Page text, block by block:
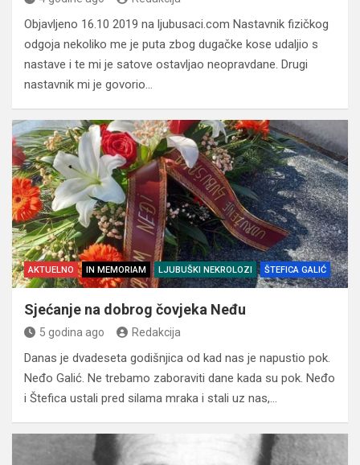
Objavljeno 16.10 2019 na ljubusaci.com Nastavnik fizičkog
odgoja nekoliko me je puta zbog dugačke kose udaljio s
nastave i te mi je satove ostavljao neopravdane. Drugi
nastavnik mi je govorio…
AKTUELNO IN MEMORIAM LJUBUŠKI NEKROLOZI ŠTEFICA GALIĆ
Sjećanje na dobrog čovjeka Neđu
5 godina ago Redakcija
Danas je dvadeseta godišnjica od kad nas je napustio pok.
Neđo Galić. Ne trebamo zaboraviti dane kada su pok. Neđo
i Štefica ustali pred silama mraka i stali uz nas,…